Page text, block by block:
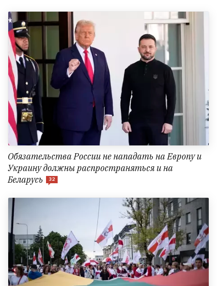
Обязательства России не нападать на Европу и
Украину должны распространяться и на
Беларусь
32